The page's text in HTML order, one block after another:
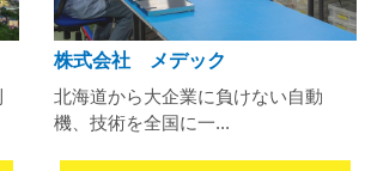
株式会社 メデック
北海道から大企業に負けない自動
機、技術を全国に一...